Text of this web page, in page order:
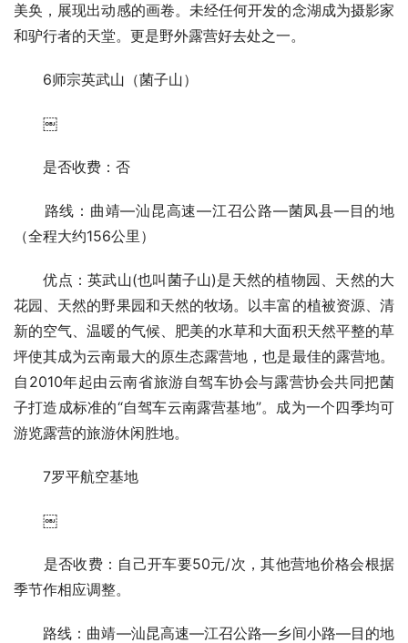
美奂，展现出动感的画卷。未经任何开发的念湖成为摄影家
和驴行者的天堂。更是野外露营好去处之一。
6师宗英武山（菌子山）
￼
是否收费：否
路线：曲靖—汕昆高速—江召公路—菌凤县—目的地
（全程大约156公里）
优点：英武山(也叫菌子山)是天然的植物园、天然的大
花园、天然的野果园和天然的牧场。以丰富的植被资源、清
新的空气、温暖的气候、肥美的水草和大面积天然平整的草
坪使其成为云南最大的原生态露营地，也是最佳的露营地。
自2010年起由云南省旅游自驾车协会与露营协会共同把菌
子打造成标准的“自驾车云南露营基地”。成为一个四季均可
游览露营的旅游休闲胜地。
7罗平航空基地
￼
是否收费：自己开车要50元/次，其他营地价格会根据
季节作相应调整。
路线：曲靖—汕昆高速—江召公路—乡间小路—目的地